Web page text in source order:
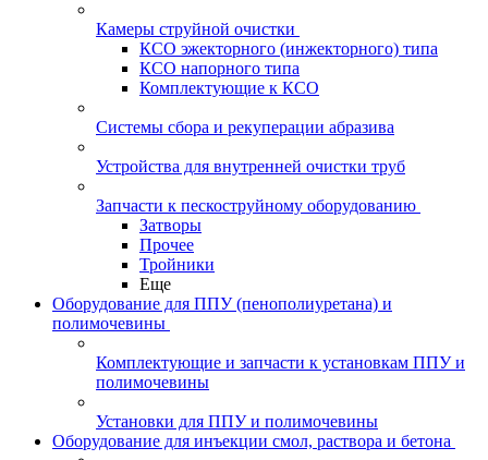
Камеры струйной очистки
КСО эжекторного (инжекторного) типа
КСО напорного типа
Комплектующие к КСО
Системы сбора и рекуперации абразива
Устройства для внутренней очистки труб
Запчасти к пескоструйному оборудованию
Затворы
Прочее
Тройники
Еще
Оборудование для ППУ (пенополиуретана) и
полимочевины
Комплектующие и запчасти к установкам ППУ и
полимочевины
Установки для ППУ и полимочевины
Оборудование для инъекции смол, раствора и бетона